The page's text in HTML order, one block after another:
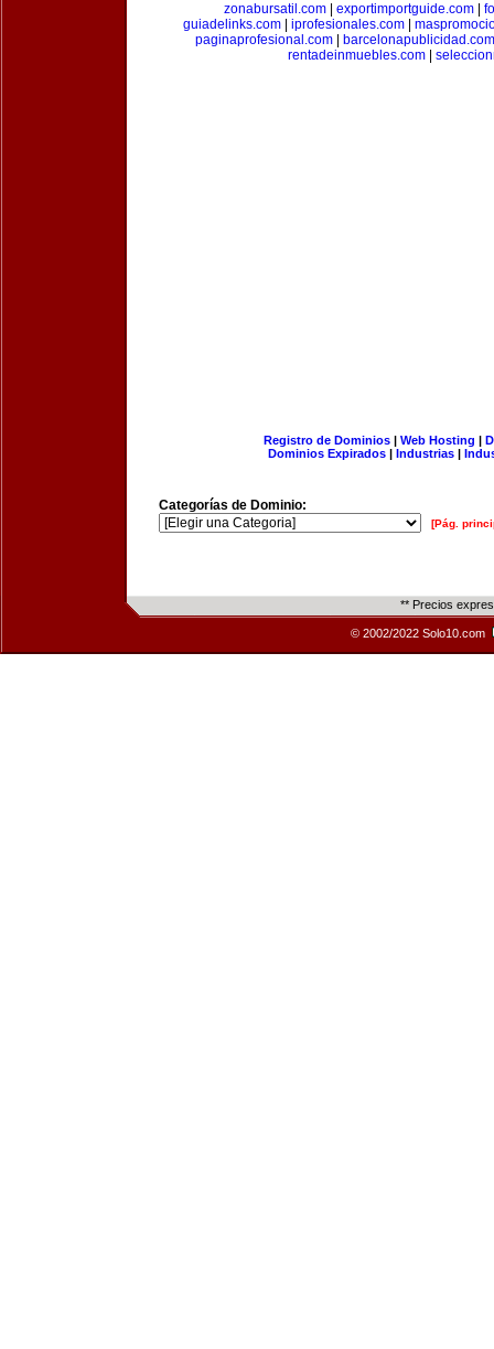
zonabursatil.com
exportimportguide.com
guiadelinks.com
iprofesionales.com
paginaprofesional.com|
barcelonapublicidad.com
rentadeinmuebles.com|
Registro de Dominios| Web Hosting |
Dominios Expirados | Industrias |
Categorías de Dominio:
[Pág.
** Precios
© 2002/2022 Solo10.com